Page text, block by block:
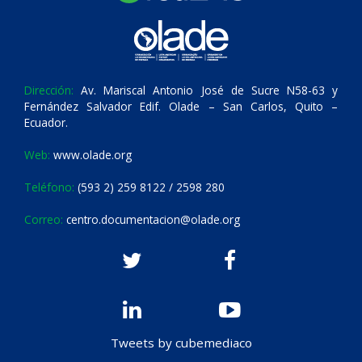
Dirección: Av. Mariscal Antonio José de Sucre N58-63 y
Fernández Salvador Edif. Olade – San Carlos, Quito –
Ecuador.
Web: www.olade.org
Teléfono: (593 2) 259 8122 / 2598 280
Correo: centro.documentacion@olade.org
Tweets by cubemediaco